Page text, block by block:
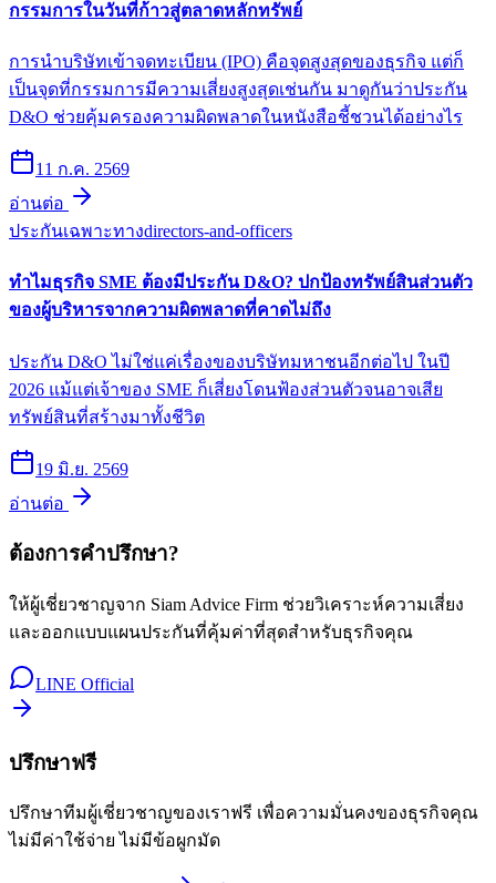
กรรมการในวันที่ก้าวสู่ตลาดหลักทรัพย์
การนำบริษัทเข้าจดทะเบียน (IPO) คือจุดสูงสุดของธุรกิจ แต่ก็
เป็นจุดที่กรรมการมีความเสี่ยงสูงสุดเช่นกัน มาดูกันว่าประกัน
D&O ช่วยคุ้มครองความผิดพลาดในหนังสือชี้ชวนได้อย่างไร
11 ก.ค. 2569
อ่านต่อ
ประกันเฉพาะทางdirectors-and-officers
ทำไมธุรกิจ SME ต้องมีประกัน D&O? ปกป้องทรัพย์สินส่วนตัว
ของผู้บริหารจากความผิดพลาดที่คาดไม่ถึง
ประกัน D&O ไม่ใช่แค่เรื่องของบริษัทมหาชนอีกต่อไป ในปี
2026 แม้แต่เจ้าของ SME ก็เสี่ยงโดนฟ้องส่วนตัวจนอาจเสีย
ทรัพย์สินที่สร้างมาทั้งชีวิต
19 มิ.ย. 2569
อ่านต่อ
ต้องการคำปรึกษา?
ให้ผู้เชี่ยวชาญจาก Siam Advice Firm ช่วยวิเคราะห์ความเสี่ยง
และออกแบบแผนประกันที่คุ้มค่าที่สุดสำหรับธุรกิจคุณ
LINE Official
ปรึกษาฟรี
ปรึกษาทีมผู้เชี่ยวชาญของเราฟรี เพื่อความมั่นคงของธุรกิจคุณ
ไม่มีค่าใช้จ่าย ไม่มีข้อผูกมัด